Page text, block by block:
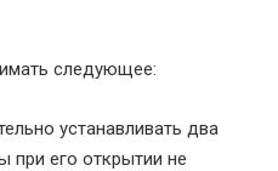
следующее:
устанавливать два
при его открытии не